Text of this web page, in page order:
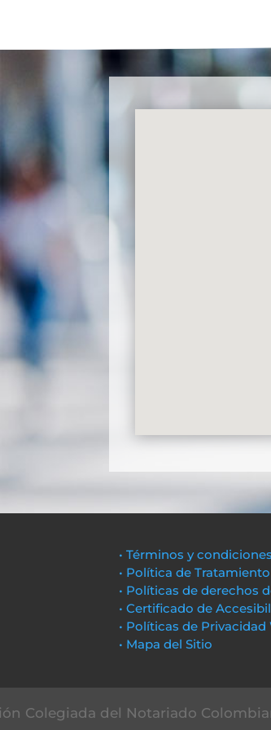
• Términos y condiciones
• Política de
• Políticas de derechos
• Certificado de
• Políticas de Privacidad
• Mapa del Sitio
Colegiada del Notariado